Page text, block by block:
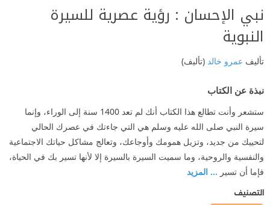
نبي الإحسان : رؤية عصرية للسيرة
النبوية
تأليف عمرو خالد (تأليف)
نبذة عن الكتاب
ستشعر وأنت تطالع هذا الكتاب أنك لم تعد 1400 سنة إلى الوراء، وإنما
سيرة النبي صلى الله عليه وسلم هي التي جاءتك في عصرك الحالي
لتحييك من جديد، وتزيل همومك وأوجاعك، وتعالج مشاكل حياتك الاجتماعية
والنفسية والروحية، وما سميت السيرة بالسيرة إلا لأنها تسير بك في الحياة،
فإما أن تسير ... المزيد
التصنيف